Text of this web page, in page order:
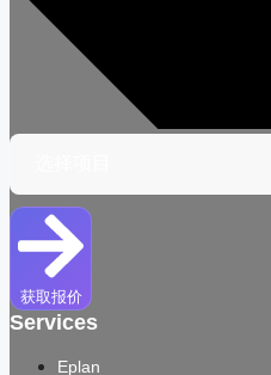
获取报价
Services
Eplan